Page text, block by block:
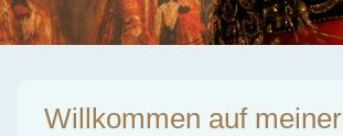
Willkommen auf meiner